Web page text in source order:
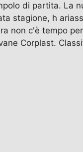
di partita. La
stagione, h
non c'è tempo
Corplast.